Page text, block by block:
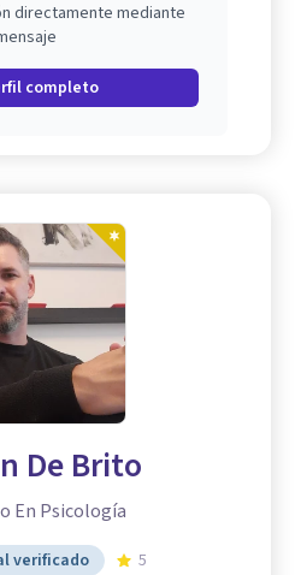
directamente mediante
completo
De Brito
En Psicología
verificado 5